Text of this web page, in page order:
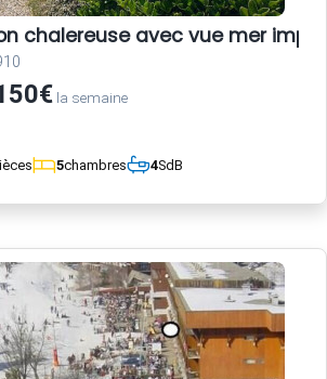
chalereuse avec vue mer
la semaine
5chambres 4SdB